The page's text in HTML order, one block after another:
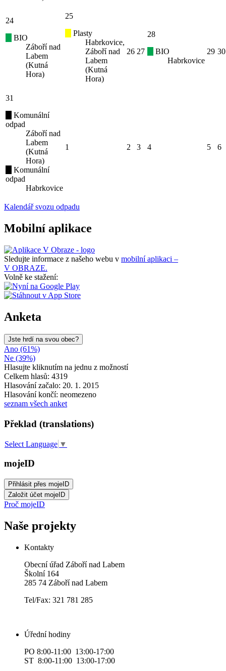
24
BIO
Záboří nad
Labem
(Kutná
Hora)
25
Plasty
Habrkovice,
Záboří nad
Labem
(Kutná
Hora)
26 27
28
BIO
Habrkovice
29 30
31
Komunální
odpad
Záboří nad
Labem
(Kutná
Hora)
Komunální
odpad
Habrkovice
1 2 3 4 5 6
Kalendář svozu odpadu
Mobilní aplikace
Sledujte informace z našeho webu v mobilní aplikaci –
V OBRAZE.
Volně ke stažení:
Anketa
Jste hrdí na svou obec?
Ano (61%)
Ne (39%)
Hlasujte kliknutím na jednu z možností
Celkem hlasů: 4319
Hlasování začalo: 20. 1. 2015
Hlasování končí: neomezeno
seznam všech anket
Překlad (translations)
Select Language ▼
mojeID
Proč mojeID
Naše projekty
Kontakty
Obecní úřad Záboří nad Labem
Školní 164
285 74 Záboří nad Labem
Tel/Fax: 321 781 285
Úřední hodiny
PO 8:00-11:00 13:00-17:00
ST 8:00-11:00 13:00-17:00